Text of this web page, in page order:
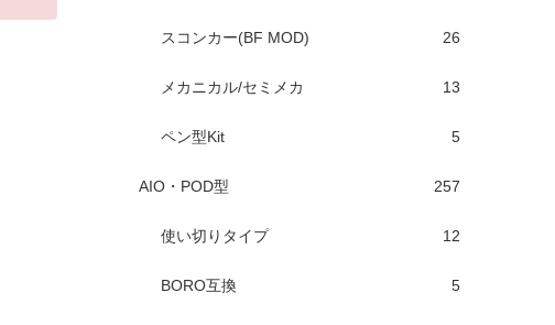
スコンカー(BF MOD) 26
メカニカル/セミメカ 13
ペン型Kit 5
AIO・POD型 257
使い切りタイプ 12
BORO互換 5